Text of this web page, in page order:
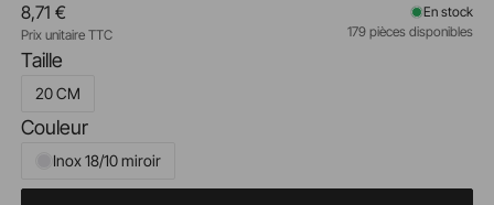
Taille
20 CM
Couleur
Inox 18/10 miroir
8,71 €
Prix unitaire TTC
En stock
179 pièces disponibles